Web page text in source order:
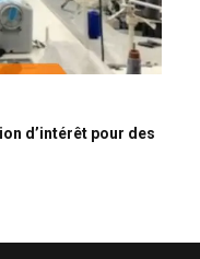
d’intérêt pour des